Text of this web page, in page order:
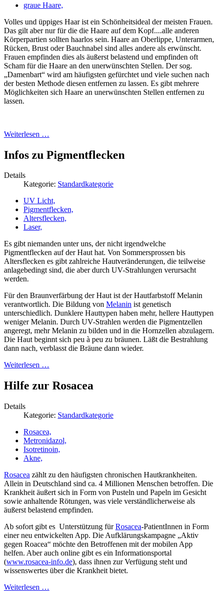
graue Haare,
Volles und üppiges Haar ist ein Schönheitsideal der meisten Frauen.
Das gilt aber nur für die die Haare auf dem Kopf....alle anderen
Körperpartien sollten haarlos sein. Haare an Oberlippe, Unterarmen,
Rücken, Brust oder Bauchnabel sind alles andere als erwünscht.
Frauen empfinden dies als äußerst belastend und empfinden oft
Scham für die Haare an den unerwünschten Stellen. Der sog.
„Damenbart“ wird am häufigsten gefürchtet und viele suchen nach
der besten Methode diesen entfernen zu lassen. Es gibt mehrere
Möglichkeiten sich Haare an unerwünschten Stellen entfernen zu
lassen.
Weiterlesen …
Infos zu Pigmentflecken
Details
Kategorie: Standardkategorie
UV Licht,
Pigmentflecken,
Altersflecken,
Laser,
Es gibt niemanden unter uns, der nicht irgendwelche
Pigmentflecken auf der Haut hat. Von Sommersprossen bis
Altersflecken es gibt zahlreiche Hautveränderungen, die teilweise
anlagebedingt sind, die aber durch UV-Strahlungen verursacht
werden.
Für den Braunverfärbung der Haut ist der Hautfarbstoff Melanin
verantwortlich. Die Bildung von Melanin ist genetisch
unterschiedlich. Dunklere Hauttypen haben mehr, hellere Hauttypen
weniger Melanin. Durch UV-Strahlen werden die Pigmentzellen
angeregt, mehr Melanin zu bilden und in die Hornzellen abzulagern.
Die Haut beginnt sich peu à peu zu bräunen. Läßt die Bestrahlung
dann nach, verblasst die Bräune dann wieder.
Weiterlesen …
Hilfe zur Rosacea
Details
Kategorie: Standardkategorie
Rosacea,
Metronidazol,
Isotretinoin,
Akne,
Rosacea zählt zu den häufigsten chronischen Hautkrankheiten.
Allein in Deutschland sind ca. 4 Millionen Menschen betroffen. Die
Krankheit äußert sich in Form von Pusteln und Papeln im Gesicht
sowie anhaltende Rötungen, was viele verständlicherweise als
äußerst belastend empfinden.
Ab sofort gibt es Unterstützung fürRosacea-PatientInnen in Form
einer neu entwickelten App. Die Aufklärungskampagne „Aktiv
gegen Roacea“ möchte den Betroffenen mit der mobilen App
helfen. Aber auch online gibt es ein Informationsportal
(www.rosacea-info.de), dass ihnen zur Verfügung steht und
wissenswertes über die Krankheit bietet.
Weiterlesen …